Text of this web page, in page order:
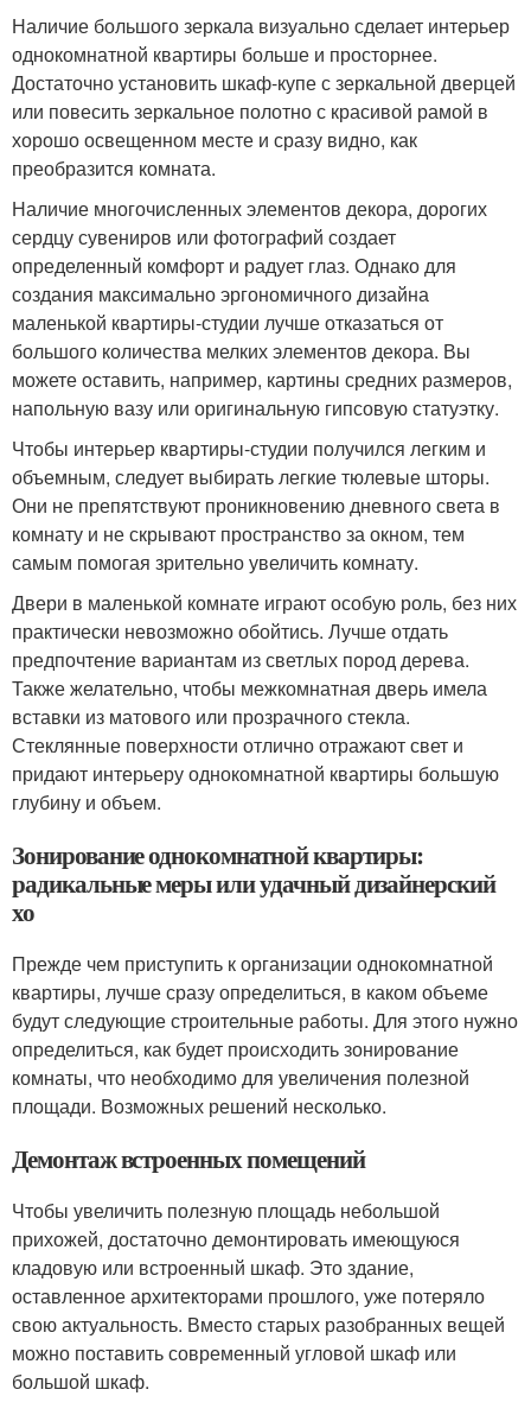
Наличие большого зеркала визуально сделает интерьер
однокомнатной квартиры больше и просторнее.
Достаточно установить шкаф-купе с зеркальной дверцей
или повесить зеркальное полотно с красивой рамой в
хорошо освещенном месте и сразу видно, как
преобразится комната.
Наличие многочисленных элементов декора, дорогих
сердцу сувениров или фотографий создает
определенный комфорт и радует глаз. Однако для
создания максимально эргономичного дизайна
маленькой квартиры-студии лучше отказаться от
большого количества мелких элементов декора. Вы
можете оставить, например, картины средних размеров,
напольную вазу или оригинальную гипсовую статуэтку.
Чтобы интерьер квартиры-студии получился легким и
объемным, следует выбирать легкие тюлевые шторы.
Они не препятствуют проникновению дневного света в
комнату и не скрывают пространство за окном, тем
самым помогая зрительно увеличить комнату.
Двери в маленькой комнате играют особую роль, без них
практически невозможно обойтись. Лучше отдать
предпочтение вариантам из светлых пород дерева.
Также желательно, чтобы межкомнатная дверь имела
вставки из матового или прозрачного стекла.
Стеклянные поверхности отлично отражают свет и
придают интерьеру однокомнатной квартиры большую
глубину и объем.
Зонирование однокомнатной квартиры:
радикальные меры или удачный дизайнерский
хо
Прежде чем приступить к организации однокомнатной
квартиры, лучше сразу определиться, в каком объеме
будут следующие строительные работы. Для этого нужно
определиться, как будет происходить зонирование
комнаты, что необходимо для увеличения полезной
площади. Возможных решений несколько.
Демонтаж встроенных помещений
Чтобы увеличить полезную площадь небольшой
прихожей, достаточно демонтировать имеющуюся
кладовую или встроенный шкаф. Это здание,
оставленное архитекторами прошлого, уже потеряло
свою актуальность. Вместо старых разобранных вещей
можно поставить современный угловой шкаф или
большой шкаф.